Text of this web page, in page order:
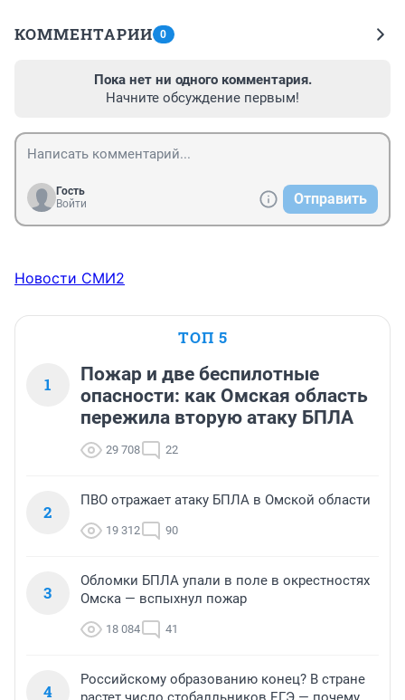
КОММЕНТАРИИ 0
Пока нет ни одного комментария.
Начните обсуждение первым!
Гость
Войти
Отправить
Новости СМИ2
ТОП 5
1
Пожар и две беспилотные
опасности: как Омская область
пережила вторую атаку БПЛА
29 708 22
2
ПВО отражает атаку БПЛА в Омской области
19 312 90
3
Обломки БПЛА упали в поле в окрестностях
Омска — вспыхнул пожар
18 084 41
4
Российскому образованию конец? В стране